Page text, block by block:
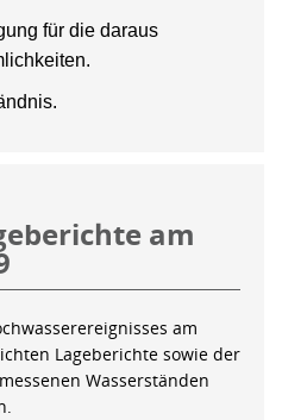
für die daraus
am
am
Lageberichte sowie der
Wasserständen